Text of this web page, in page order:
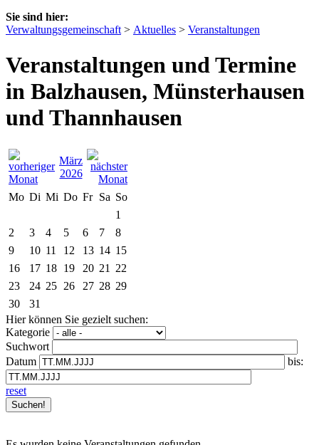
Sie sind hier:
Verwaltungsgemeinschaft > Aktuelles > Veranstaltungen
Veranstaltungen und Termine
in Balzhausen, Münsterhausen
und Thannhausen
März
2026
Mo Di Mi Do Fr Sa So
1
2
3 4 5 6 7
8
9
10 11 12 13 14 15
16
17 18 19 20 21
22
23
24 25 26 27 28 29
30
31
Hier können Sie gezielt suchen:
Kategorie
Suchwort
Datum
bis:
reset